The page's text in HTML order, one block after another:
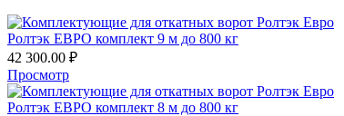
Ролтэк ЕВРО комплект 9 м до 800 кг
42 300.00 ₽
Просмотр
Ролтэк ЕВРО комплект 8 м до 800 кг